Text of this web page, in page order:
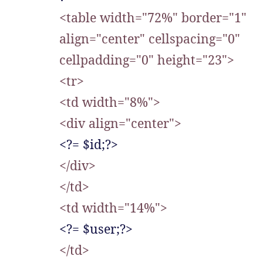
<table width="72%" border="1"
align="center" cellspacing="0"
cellpadding="0" height="23">
<tr>
<td width="8%">
<div align="center">
<?= $id;?>
</div>
</td>
<td width="14%">
<?= $user;?>
</td>